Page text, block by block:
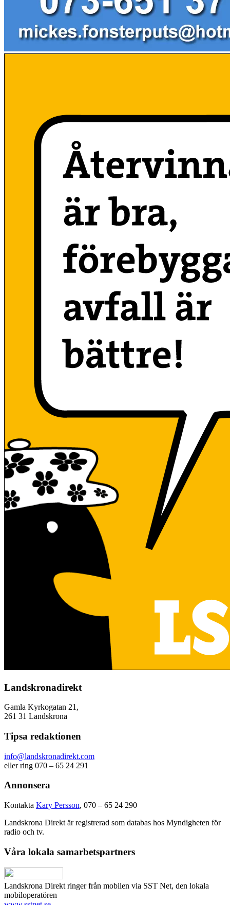
Landskronadirekt
Gamla Kyrkogatan 21,
261 31 Landskrona
Tipsa redaktionen
info@landskronadirekt.com
eller ring 070 – 65 24 291
Annonsera
Kontakta Kary Persson, 070 – 65 24 290
Landskrona Direkt är registrerad som databas hos Myndigheten för
radio och tv.
Våra lokala samarbetspartners
Landskrona Direkt ringer från mobilen via SST Net, den lokala
mobiloperatören